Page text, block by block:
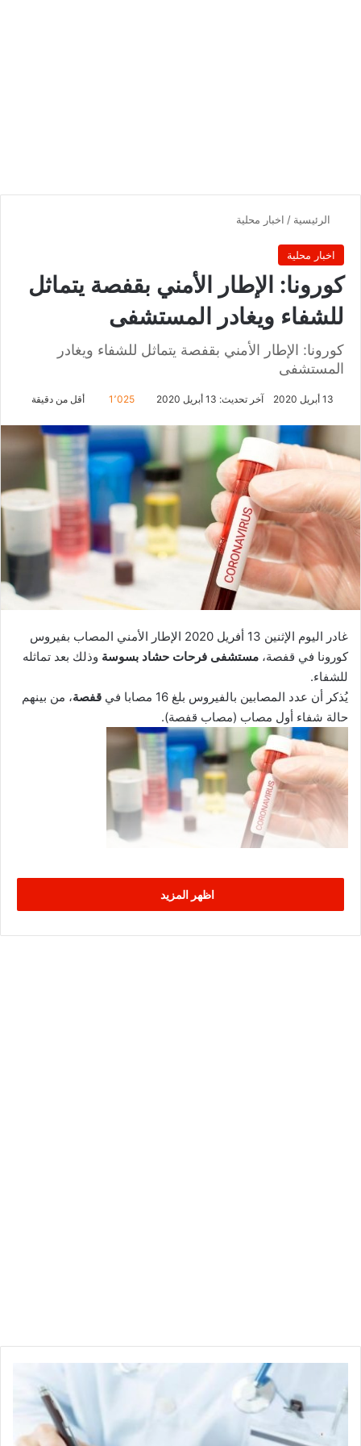
الرئيسية / اخبار محلية
اخبار محلية
كورونا: الإطار الأمني بقفصة يتماثل
للشفاء ويغادر المستشفى
كورونا: الإطار الأمني بقفصة يتماثل للشفاء ويغادر
المستشفى
13 أبريل 2020 آخر تحديث: 13 أبريل 2020 1٬025 أقل من دقيقة
غادر اليوم الإثنين 13 أفريل 2020 الإطار الأمني المصاب بفيروس
كورونا في قفصة، مستشفى فرحات حشاد بسوسة وذلك بعد تماثله
للشفاء.
يُذكر أن عدد المصابين بالفيروس بلغ 16 مصابا في
قفصة، من بينهم
حالة شفاء أول مصاب (مصاب قفصة).
اظهر المزيد
ئ
ي
س